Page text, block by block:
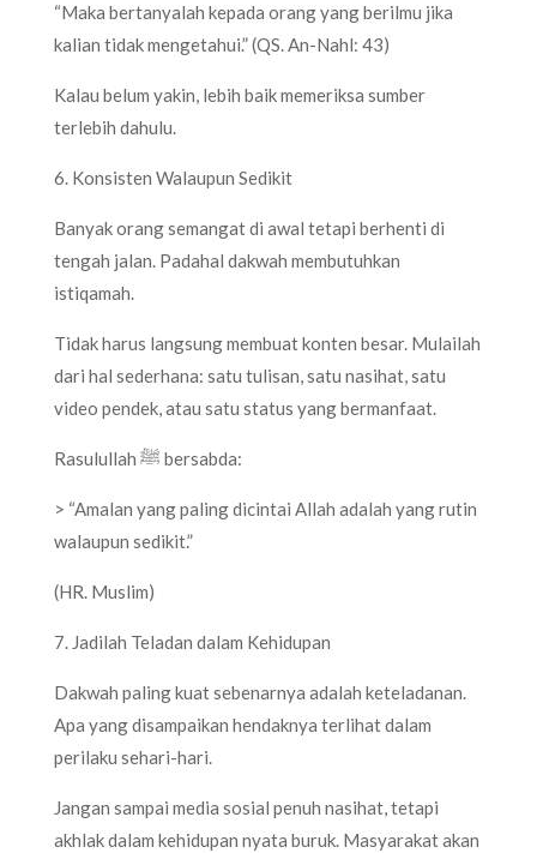
“Maka bertanyalah kepada orang yang berilmu jika
kalian tidak mengetahui.” (QS. An-Nahl: 43)
Kalau belum yakin, lebih baik memeriksa sumber
terlebih dahulu.
6. Konsisten Walaupun Sedikit
Banyak orang semangat di awal tetapi berhenti di
tengah jalan. Padahal dakwah membutuhkan
istiqamah.
Tidak harus langsung membuat konten besar. Mulailah
dari hal sederhana: satu tulisan, satu nasihat, satu
video pendek, atau satu status yang bermanfaat.
Rasulullah ﷺ bersabda:
> “Amalan yang paling dicintai Allah adalah yang rutin
walaupun sedikit.”
(HR. Muslim)
7. Jadilah Teladan dalam Kehidupan
Dakwah paling kuat sebenarnya adalah keteladanan.
Apa yang disampaikan hendaknya terlihat dalam
perilaku sehari-hari.
Jangan sampai media sosial penuh nasihat, tetapi
akhlak dalam kehidupan nyata buruk. Masyarakat akan